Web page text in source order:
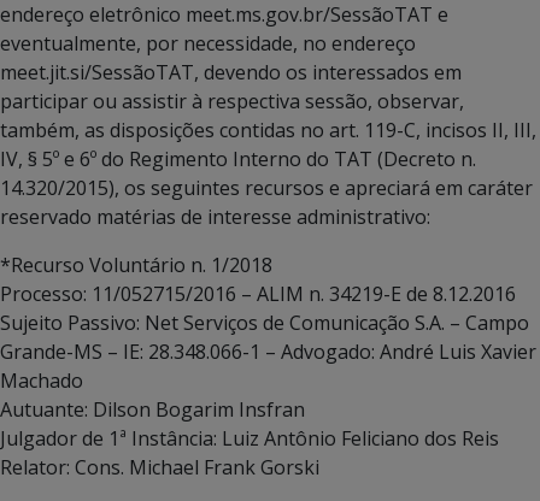
endereço eletrônico meet.ms.gov.br/SessãoTAT e
eventualmente, por necessidade, no endereço
meet.jit.si/SessãoTAT, devendo os interessados em
participar ou assistir à respectiva sessão, observar,
também, as disposições contidas no art. 119-C, incisos II, III,
IV, § 5º e 6º do Regimento Interno do TAT (Decreto n.
14.320/2015), os seguintes recursos e apreciará em caráter
reservado matérias de interesse administrativo:
*Recurso Voluntário n. 1/2018
Processo: 11/052715/2016 – ALIM n. 34219-E de 8.12.2016
Sujeito Passivo: Net Serviços de Comunicação S.A. – Campo
Grande-MS – IE: 28.348.066-1 – Advogado: André Luis Xavier
Machado
Autuante: Dilson Bogarim Insfran
Julgador de 1ª Instância: Luiz Antônio Feliciano dos Reis
Relator: Cons. Michael Frank Gorski